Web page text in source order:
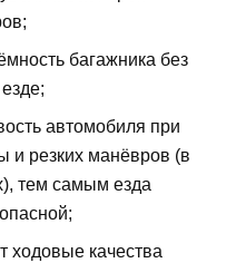
багажника без
автомобиля при
и резких манёвров (в
тем самым езда
ходовые качества